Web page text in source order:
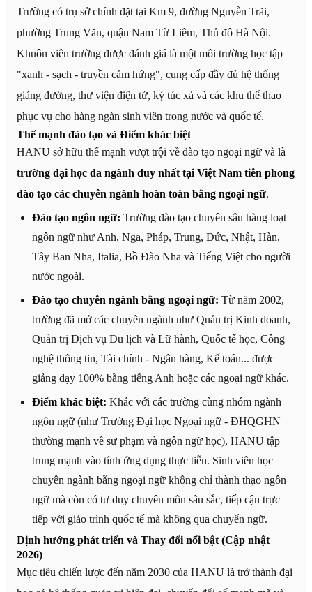
Trường có trụ sở chính đặt tại Km 9, đường Nguyễn Trãi,
phường Trung Văn, quận Nam Từ Liêm, Thủ đô Hà Nội.
Khuôn viên trường được đánh giá là một môi trường học tập
"xanh - sạch - truyền cảm hứng", cung cấp đầy đủ hệ thống
giảng đường, thư viện điện tử, ký túc xá và các khu thể thao
phục vụ cho hàng ngàn sinh viên trong nước và quốc tế.
Thế mạnh đào tạo và Điểm khác biệt
HANU sở hữu thế mạnh vượt trội về đào tạo ngoại ngữ và là
trường đại học đa ngành duy nhất tại Việt Nam tiên phong
đào tạo các chuyên ngành hoàn toàn bằng ngoại ngữ.
Đào tạo ngôn ngữ: Trường đào tạo chuyên sâu hàng loạt
ngôn ngữ như Anh, Nga, Pháp, Trung, Đức, Nhật, Hàn,
Tây Ban Nha, Italia, Bồ Đào Nha và Tiếng Việt cho người
nước ngoài.
Đào tạo chuyên ngành bằng ngoại ngữ: Từ năm 2002,
trường đã mở các chuyên ngành như Quản trị Kinh doanh,
Quản trị Dịch vụ Du lịch và Lữ hành, Quốc tế học, Công
nghệ thông tin, Tài chính - Ngân hàng, Kế toán... được
giảng dạy 100% bằng tiếng Anh hoặc các ngoại ngữ khác.
Điểm khác biệt: Khác với các trường cùng nhóm ngành
ngôn ngữ (như Trường Đại học Ngoại ngữ - ĐHQGHN
thường mạnh về sư phạm và ngôn ngữ học), HANU tập
trung mạnh vào tính ứng dụng thực tiễn. Sinh viên học
chuyên ngành bằng ngoại ngữ không chỉ thành thạo ngôn
ngữ mà còn có tư duy chuyên môn sâu sắc, tiếp cận trực
tiếp với giáo trình quốc tế mà không qua chuyển ngữ.
Định hướng phát triển và Thay đổi nổi bật (Cập nhật
2026)
Mục tiêu chiến lược đến năm 2030 của HANU là trở thành đại